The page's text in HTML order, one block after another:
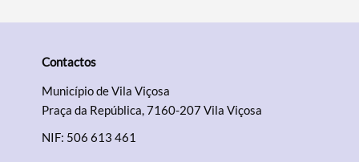
Contactos
Município de Vila Viçosa
Praça da República, 7160-207 Vila Viçosa
NIF: 506 613 461